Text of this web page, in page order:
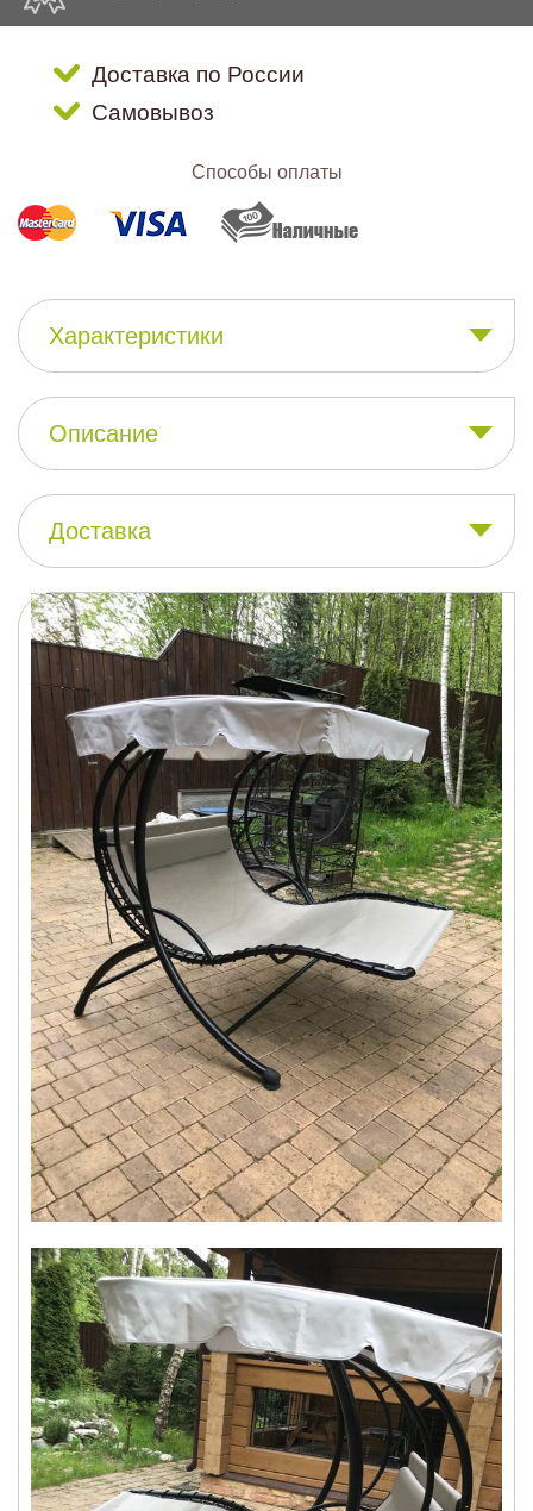
Доставка по России
Самовывоз
Способы оплаты
Характеристики
Описание
Доставка